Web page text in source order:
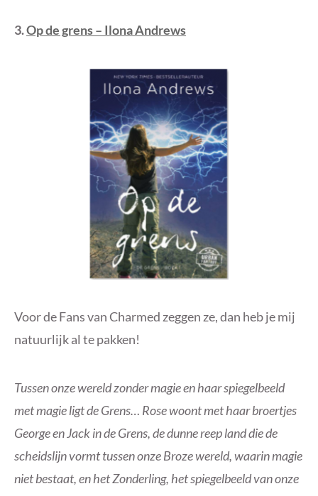
3.Op de grens – Ilona Andrews
Voor de Fans van Charmed zeggen ze, dan heb je mij
natuurlijk al te pakken!
Tussen onze wereld zonder magie en haar spiegelbeeld
met magie ligt de Grens… Rose woont met haar broertjes
George en Jack in de Grens, de dunne reep land die de
scheidslijn vormt tussen onze Broze wereld, waarin magie
niet bestaat, en het Zonderling, het spiegelbeeld van onze